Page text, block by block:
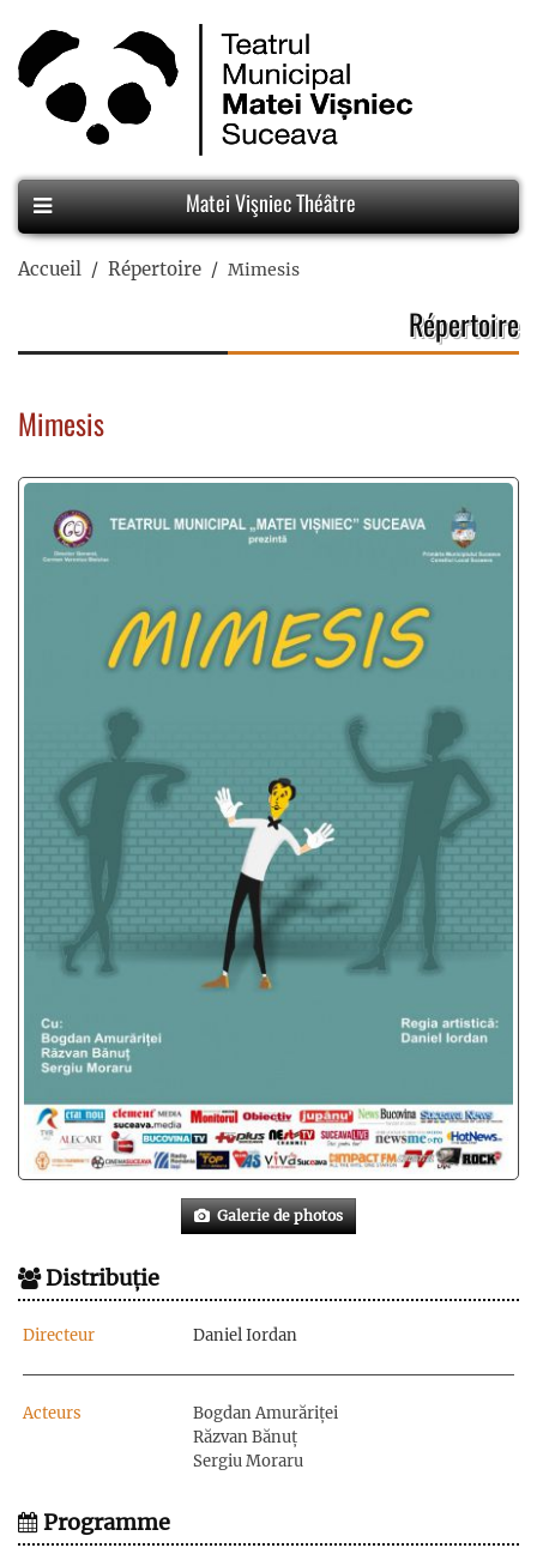
Matei Vişniec Théâtre
Accueil Répertoire Mimesis
Répertoire
Mimesis
Galerie de photos
Distribuție
Directeur Daniel Iordan
Acteurs
Bogdan Amurăriței
Răzvan Bănuț
Sergiu Moraru
Programme